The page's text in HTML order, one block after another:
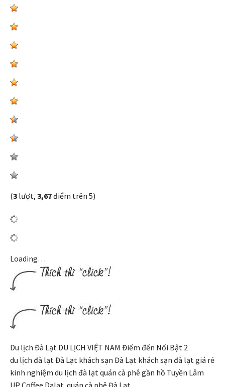
(3 lượt, 3,67điểm trên 5)
Loading…
Du lịch Đà Lạt DU LỊCH VIỆT NAM Điểm đến Nổi Bật 2
du lịch đà lạt Đà Lạt khách sạn Đà Lạt khách sạn đà lạt giá rẻ
kinh nghiệm du lịch đà lạt quán cà phê gần hồ Tuyền Lâm
UP Coffee Dalat. quán cà phê Đà Lạt